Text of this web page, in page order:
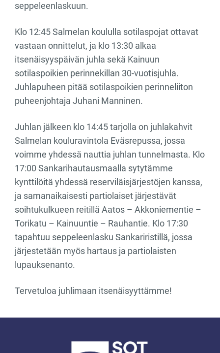
seppeleenlaskuun.
Klo 12:45 Salmelan koululla sotilaspojat ottavat
vastaan onnittelut, ja klo 13:30 alkaa
itsenäisyyspäivän juhla sekä Kainuun
sotilaspoikien perinnekillan 30-vuotisjuhla.
Juhlapuheen pitää sotilaspoikien perinneliiton
puheenjohtaja Juhani Manninen.
Juhlan jälkeen klo 14:45 tarjolla on juhlakahvit
Salmelan kouluravintola Eväsrepussa, jossa
voimme yhdessä nauttia juhlan tunnelmasta. Klo
17:00 Sankarihautausmaalla sytytämme
kynttilöitä yhdessä reserviläisjärjestöjen kanssa,
ja samanaikaisesti partiolaiset järjestävät
soihtukulkueen reitillä Aatos – Akkoniementie –
Torikatu – Kainuuntie – Rauhantie. Klo 17:30
tapahtuu seppeleenlasku Sankariristillä, jossa
järjestetään myös hartaus ja partiolaisten
lupauksenanto.
Tervetuloa juhlimaan itsenäisyyttämme!